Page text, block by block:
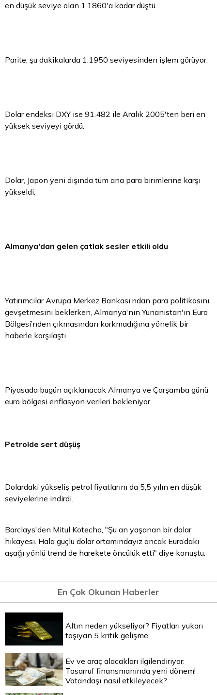
en düşük seviye olan 1.1860'a kadar düştü.
Parite, şu dakikalarda 1.1950 seviyesinden işlem görüyor.
Dolar endeksi DXY ise 91.482 ile Aralık 2005'ten beri en
yüksek seviyeyi gördü.
Dolar, Japon yeni dışında tüm ana para birimlerine karşı
yükseldi.
Almanya'dan gelen çatlak sesler etkili oldu
Yatırımcılar Avrupa Merkez Bankası’ndan para politikasını
gevşetmesini beklerken, Almanya'nın Yunanistan'ın Euro
Bölgesi’nden çıkmasından korkmadığına yönelik bir
haberle karşılaştı.
Piyasada bugün açıklanacak Almanya ve Çarşamba günü
euro bölgesi enflasyon verileri bekleniyor.
Petrolde sert düşüş
Dolardaki yükseliş petrol fiyatlarını da 5,5 yılın en düşük
seviyelerine indirdi.
Barclays'den Mitul Kotecha, "Şu an yaşanan bir dolar
hikayesi. Hala güçlü dolar ortamındayız ancak Euro’daki
aşağı yönlü trend de harekete öncülük etti" diye konuştu.
En Çok Okunan Haberler
Altın neden yükseliyor? Fiyatları yukarı
taşıyan 5 kritik gelişme
Ev ve araç alacakları ilgilendiriyor:
Tasarruf finansmanında yeni dönem!
Vatandaşı nasıl etkileyecek?